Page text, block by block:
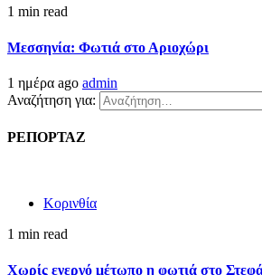
1 min read
Μεσσηνία: Φωτιά στο Αριοχώρι
1 ημέρα ago admin
Αναζήτηση για:
ΡΕΠΟΡΤΑΖ
Κορινθία
1 min read
Χωρίς ενεργό μέτωπο η φωτιά στο